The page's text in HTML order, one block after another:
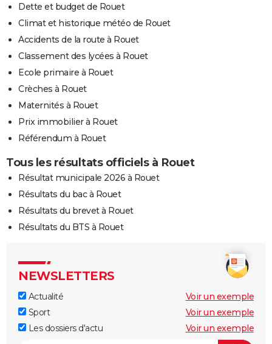
Dette et budget de Rouet
Climat et historique météo de Rouet
Accidents de la route à Rouet
Classement des lycées à Rouet
Ecole primaire à Rouet
Crèches à Rouet
Maternités à Rouet
Prix immobilier à Rouet
Référendum à Rouet
Tous les résultats officiels à Rouet
Résultat municipale 2026 à Rouet
Résultats du bac à Rouet
Résultats du brevet à Rouet
Résultats du BTS à Rouet
NEWSLETTERS
Actualité
Voir un exemple
Sport
Voir un exemple
Les dossiers d'actu
Voir un exemple